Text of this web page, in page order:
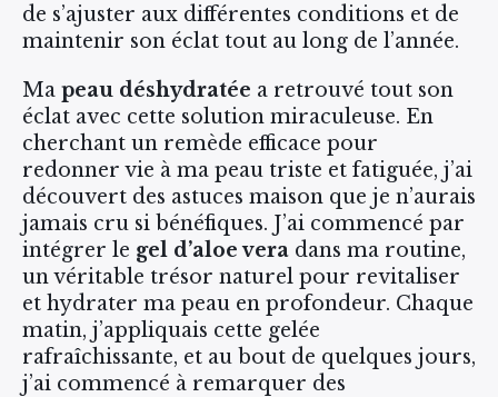
de s’ajuster aux différentes conditions et de
maintenir son éclat tout au long de l’année.
Ma peau déshydratée a retrouvé tout son
éclat avec cette solution miraculeuse. En
cherchant un remède efficace pour
redonner vie à ma peau triste et fatiguée, j’ai
découvert des astuces maison que je n’aurais
jamais cru si bénéfiques. J’ai commencé par
intégrer le gel d’aloe vera dans ma routine,
un véritable trésor naturel pour revitaliser
et hydrater ma peau en profondeur. Chaque
matin, j’appliquais cette gelée
rafraîchissante, et au bout de quelques jours,
j’ai commencé à remarquer des